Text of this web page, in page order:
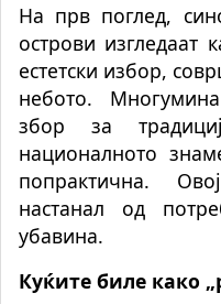
На прв поглед,
острови изгледаат
естетски избор,
небото.
збор за
националното
попрактична.
настанал од
убавина.
Куќите биле како